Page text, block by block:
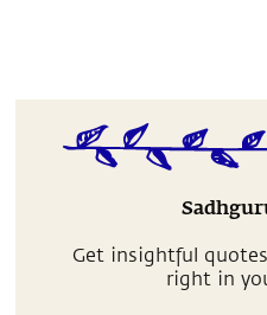
Get insightful
right in